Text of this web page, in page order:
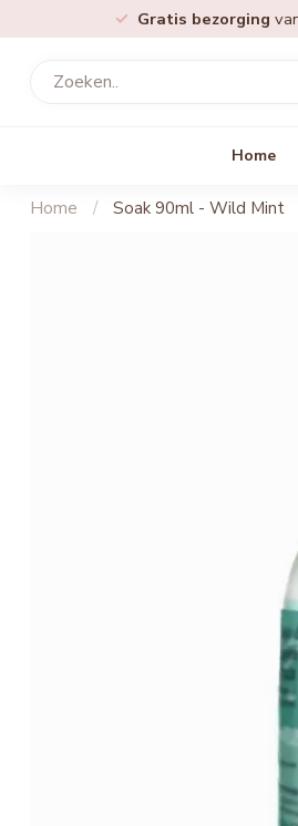
Gratis bezorging
Home
Home / Soak 90ml - Wild Mint